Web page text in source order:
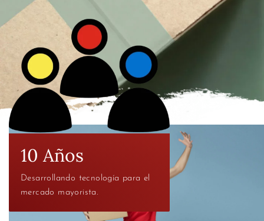
10 Años
Desarrollando tecnología para el
mercado mayorista.